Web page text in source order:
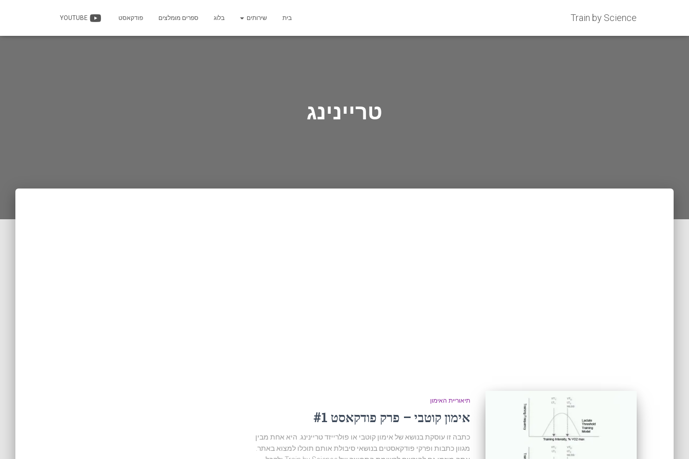
Train by Science בית שירותים בלוג ספרים מומלצים פודקאסט YOUTUBE
טריינינג
תיאוריית האימון
אימון קוטבי – פרק פודקאסט #1
כתבה זו עוסקת בנושא של אימון קוטבי או פולרייזד טריינינג. היא אחת מבין
מגוון כתבות ופרקי פודקאסטים בנושאי סיבולת אותם תוכלו למצוא באתר.